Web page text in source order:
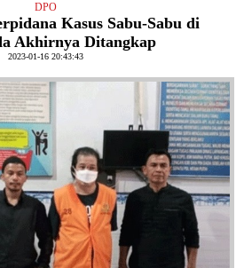
DPO
Kasus Sabu-Sabu di
Akhirnya Ditangkap
2023-01-16 20:43:43